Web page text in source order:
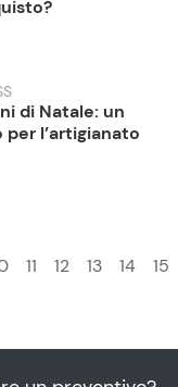
di Natale: un
l’artigianato
11 12 13 14 15